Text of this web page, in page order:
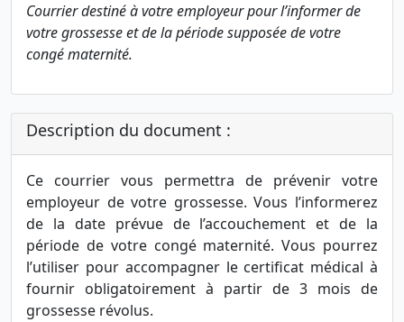
Courrier destiné à votre employeur pour l’informer de
votre grossesse et de la période supposée de votre
congé maternité.
Description du document :
Ce courrier vous permettra de prévenir votre
employeur de votre grossesse. Vous l’informerez
de la date prévue de l’accouchement et de la
période de votre congé maternité. Vous pourrez
l’utiliser pour accompagner le certificat médical à
fournir obligatoirement à partir de 3 mois de
grossesse révolus.